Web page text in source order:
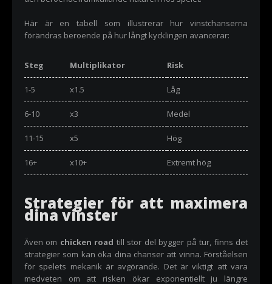
Här är en tabell som illustrerar hur vinstchanserna
förändras beroende på hur långt kycklingen avancerar:
Steg Multiplikator Risk
1-5 x1.5 Låg
6-10 x3 Medel
11-15 x5 Hög
16+ x10+ Extremt hög
Strategier för att maximera
dina vinster
Även om chicken road till stor del bygger på tur, finns det
strategier som kan öka dina chanser att vinna. Förståelsen
för spelets mekanik är avgörande. Det är viktigt att vara
medveten om att risken ökar exponentiellt ju längre